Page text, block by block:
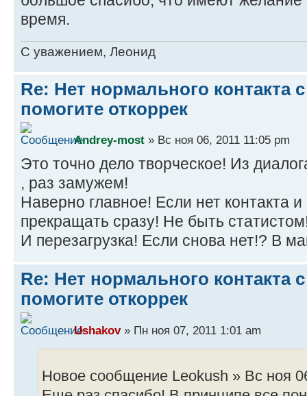
время.
C уважением, Леонид
Re: Нет нормального контакта
помогите откоррек
Andrey-most » Вс ноя 06, 2011 11:05 pm
Это точно дело творческое! Из
, раз замужем!
Наверно главное! Если нет контакта
прекращать сразу! Не быть
И перезагрузка! Если снова нет!? В
Re: Нет нормального контакта
помогите откоррек
Ushakov» Пн ноя 07, 2011 1:01 am
Новое сообщение Leokush » Вс ноя